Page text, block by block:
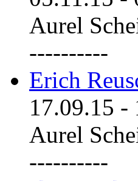
Aurel
----------
Erich
17.09.15 -
Aurel
----------